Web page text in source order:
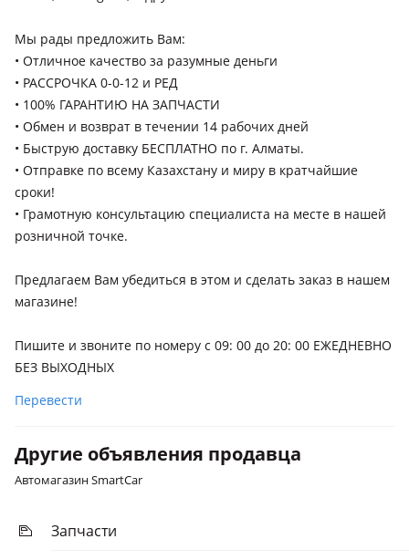
рестайлинг (RD), 2001 - 2004 2 поколение (RD), 2004 - 2006 2
поколение рестайлинг (RD), 2006 - 2009 3 поколение (RE),
2009 - 2012 3 поколение рестайлинг (RE), 2012 - 2015 4
поколение (RM), 2015 - 2018 4 поколение рестайлинг (RM),
2016 - н.в. 5 поколение (RW/RT)
Honda Element
2003 - 2006 1 поколение, 2006 - 2008 1 поколение
рестайлинг, 2008 - 2010 1 поколение [2-й рестайлинг]
1998 - 2001 1 поколение (GH), 2001 - 2006 1 поколение
рестайлинг (GH), 2015 - н.в. 2 поколение (RU)
1999 - 2006 1 поколение (ZE), 2009 - 2011 2 поколение (ZE),
2011 - 2014 2 поколение рестайлинг (ZE), 2018 - н.в. 3
Мы рады предложить Вам:
• Отличное качество за разумные деньги
• РАССРОЧКА 0-0-12 и РЕД
• 100% ГАРАНТИЮ НА ЗАПЧАСТИ
• Обмен и возврат в течении 14 рабочих дней
• Быструю доставку БЕСПЛАТНО по г. Алматы.
• Отправкe по всему Казахстану и миру в кратчайшие
сроки!
• Грамотную консультацию специалиста на месте в нашей
розничной точке.
Предлагаем Вам убедиться в этом и сделать заказ в нашем
магазине!
Пишите и звоните по номеру с 09: 00 до 20: 00 ЕЖЕДНЕВНО
БЕЗ ВЫХОДНЫХ
Перевести
Другие объявления продавца
Автомагазин SmartCar
Запчасти